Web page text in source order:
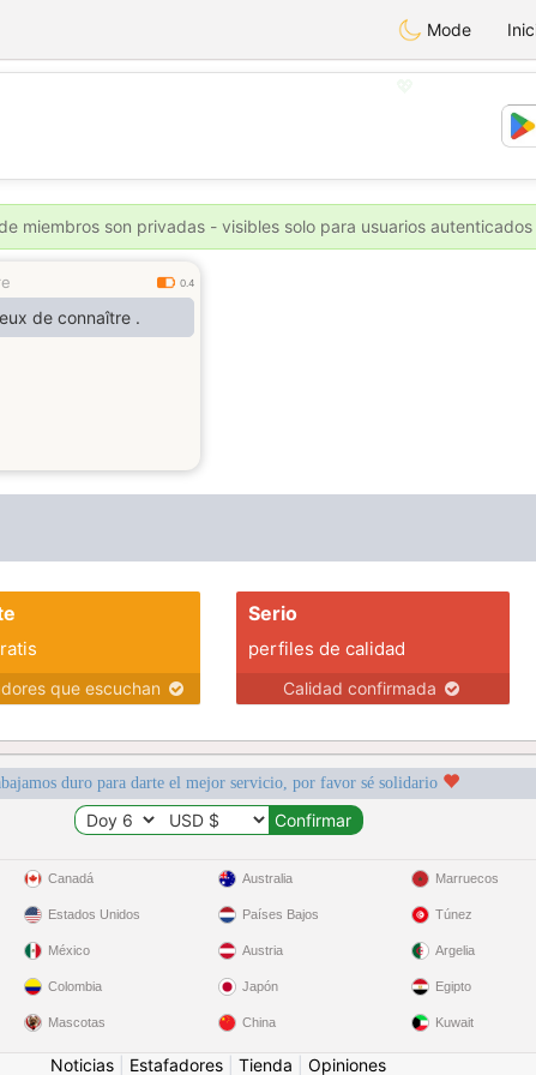
Mode
miembros son privadas - visibles solo para usuarios autenticados
0.4
Je vous attend pour mieux de connaître .
que escuchan
Serio
perfiles de calidad
Calidad confirmada
duro para darte el mejor servicio, por favor sé solidario
Canadá
Estados Unidos
México
Colombia
Mascotas
Australia
Países Bajos
Austria
Japón
China
Marruecos
Túnez
Argelia
Egipto
Kuwait
Noticias Estafadores Tienda Opiniones